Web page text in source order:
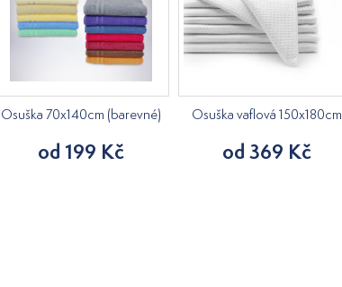
Osuška 70x140cm (barevné)
od 199 Kč
Osuška vaflová 150x180cm
od 369 Kč